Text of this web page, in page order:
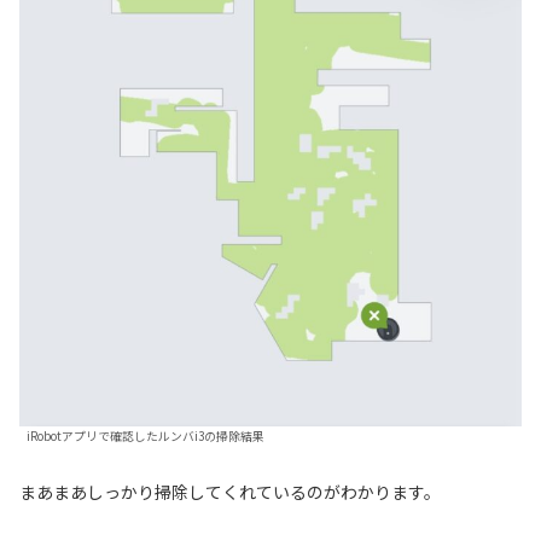
iRobotアプリで確認したルンバi3の掃除結果
まあまあしっかり掃除してくれているのがわかります。